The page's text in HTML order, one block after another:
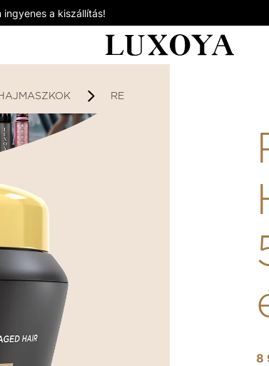
a kiszállítás!
REPAIR - HAJMASZK 500ML -
8